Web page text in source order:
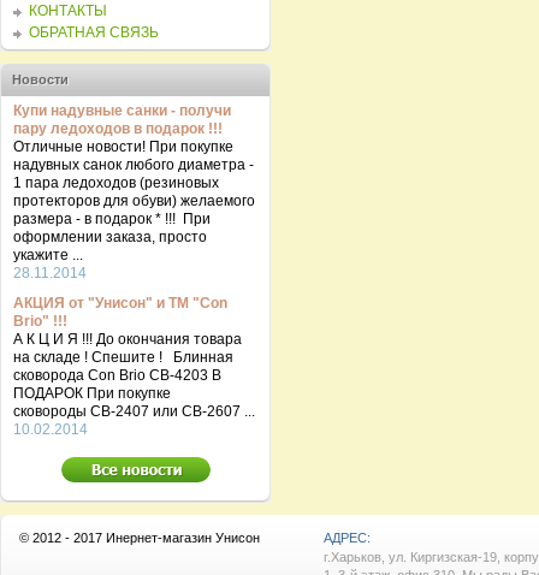
КОНТАКТЫ
ОБРАТНАЯ СВЯЗЬ
Новости
Купи надувные санки - получи
пару ледоходов в подарок !!!
Отличные новости! При покупке
надувных санок любого диаметра -
1 пара ледоходов (резиновых
протекторов для обуви) желаемого
размера - в подарок * !!! При
оформлении заказа, просто
укажите ...
28.11.2014
АКЦИЯ от "Унисон" и ТМ "Con
Brio" !!!
А К Ц И Я !!! До окончания товара
на складе ! Спешите ! Блинная
сковорода Con Brio CB-4203 В
ПОДАРОК При покупке
сковороды СВ-2407 или СВ-2607 ...
10.02.2014
© 2012 - 2017 Инернет-магазин Унисон
АДРЕС:
г.Харьков, ул. Киргизская-19,